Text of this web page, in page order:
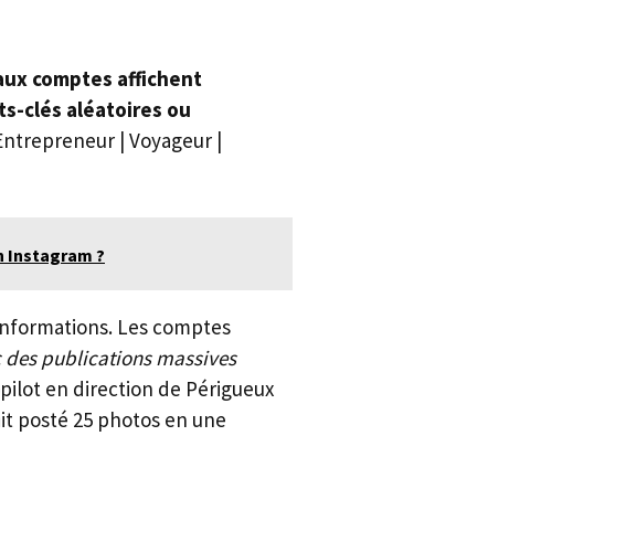
comptes affichent
clés aléatoires ou
| Voyageur |
Instagram ?
Les comptes
publications massives
en direction de Périgueux
posté 25 photos en une